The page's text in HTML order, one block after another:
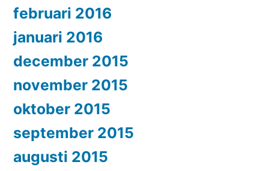
februari 2016
januari 2016
december 2015
november 2015
oktober 2015
september 2015
augusti 2015